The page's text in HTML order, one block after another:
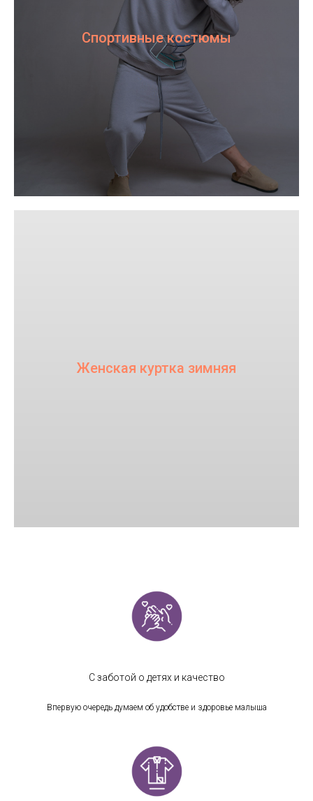
Спортивные костюмы
Женская куртка зимняя
С заботой о детях и качество
Впервую очередь думаем об удобстве и здоровье малыша